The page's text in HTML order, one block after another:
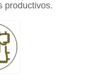
productivos.